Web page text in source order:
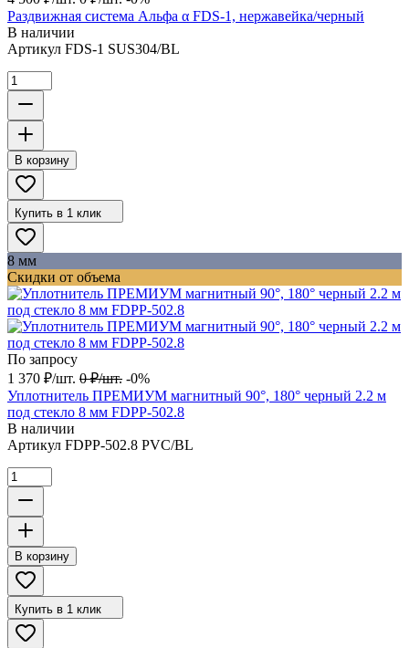
Раздвижная система Альфа α FDS-1, нержавейка/черный
В наличии
Артикул FDS-1 SUS304/BL
В корзину
Купить в 1 клик
8 мм
Скидки от объема
По запросу
1 370 ₽/шт. 0 ₽/шт. -0%
Уплотнитель ПРЕМИУМ магнитный 90°, 180° черный 2.2 м
под стекло 8 мм FDPP-502.8
В наличии
Артикул FDPP-502.8 PVC/BL
В корзину
Купить в 1 клик